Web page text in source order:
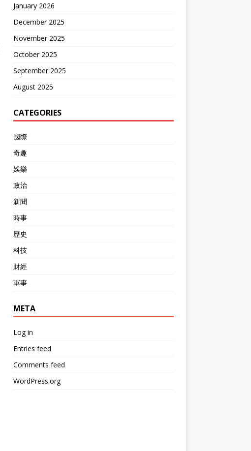
January 2026
December 2025
November 2025
October 2025
September 2025
August 2025
CATEGORIES
國際
奇趣
娛樂
政治
新聞
時事
歷史
科技
財經
軍事
META
Log in
Entries feed
Comments feed
WordPress.org